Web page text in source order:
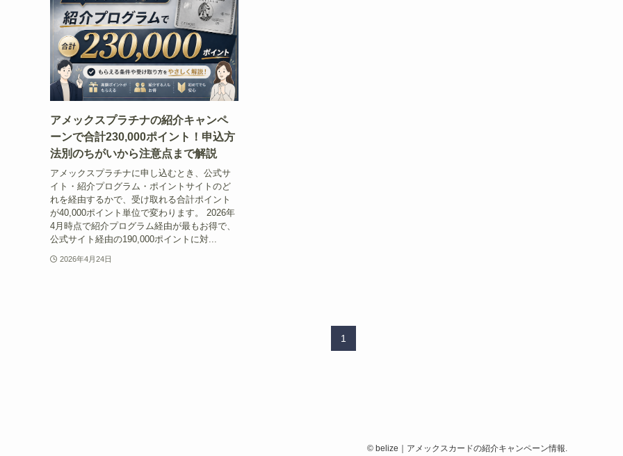
アメックスプラチナの紹介キャンペ
ーンで合計230,000ポイント！申込方
法別のちがいから注意点まで解説
アメックスプラチナに申し込むとき、公式サ
イト・紹介プログラム・ポイントサイトのど
れを経由するかで、受け取れる合計ポイント
が40,000ポイント単位で変わります。 2026年
4月時点で紹介プログラム経由が最もお得で、
公式サイト経由の190,000ポイントに対...
2026年4月24日
1
© belize｜アメックスカードの紹介キャンペーン情報.